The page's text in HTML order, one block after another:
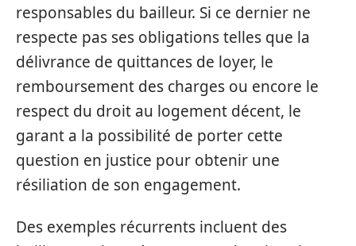
responsables du bailleur. Si ce dernier ne
respecte pas ses obligations telles que la
délivrance de quittances de loyer, le
remboursement des charges ou encore le
respect du droit au logement décent, le
garant a la possibilité de porter cette
question en justice pour obtenir une
résiliation de son engagement.
Des exemples récurrents incluent des